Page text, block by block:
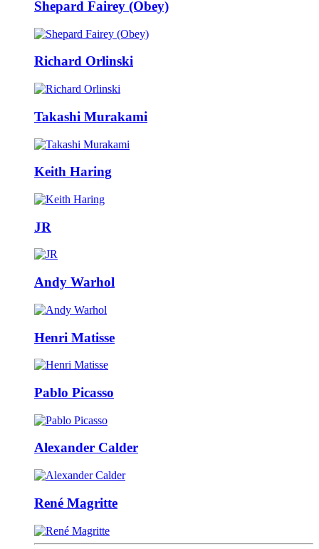
Shepard Fairey (Obey)
Richard Orlinski
Takashi Murakami
Keith Haring
JR
Andy Warhol
Henri Matisse
Pablo Picasso
Alexander Calder
René Magritte